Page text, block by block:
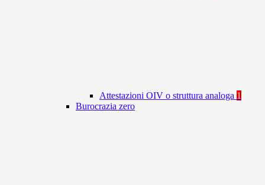
Attestazioni OIV o struttura analoga 1
Burocrazia zero